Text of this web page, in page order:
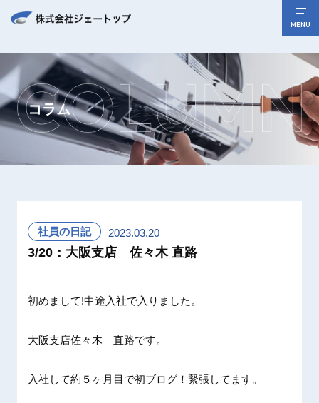
MENU
コラム
社員の日記 2023.03.20
3/20：大阪支店 佐々木 直路
初めまして!中途入社で入りました。
大阪支店佐々木 直路です。
入社して約５ヶ月目で初ブログ！緊張してます。